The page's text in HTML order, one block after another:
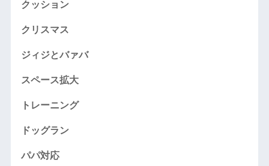
クッション
クリスマス
ジィジとバァバ
スペース拡大
トレーニング
ドッグラン
パパ対応